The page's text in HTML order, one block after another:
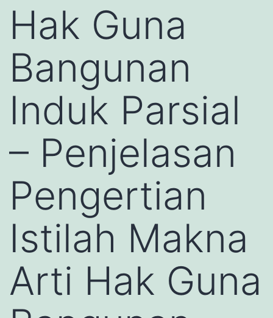
Hak Guna
Bangunan
Induk Parsial
– Penjelasan
Pengertian
Istilah Makna
Arti Hak Guna